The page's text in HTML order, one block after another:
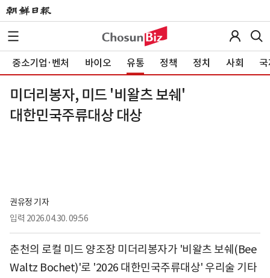
중소기업·벤처 바이오 유통 정책 정치 사회
미더리봉자, 미드 '비왈츠 보쉐'
대한민국주류대상 대상
권유정 기자
입력 2026.04.30. 09:56
춘천의 로컬 미드 양조장 미더리봉자가 '비왈츠 보쉐(Bee
Waltz Bochet)'로 '2026 대한민국주류대상' 우리술 기타